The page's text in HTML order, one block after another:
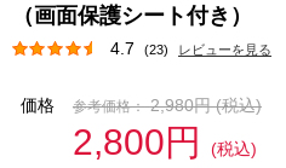
（画面保護シート付き）
4.7 (23) レビューを見る
価格 参考価格： 2,980円(税込)
2,800円
(税込)